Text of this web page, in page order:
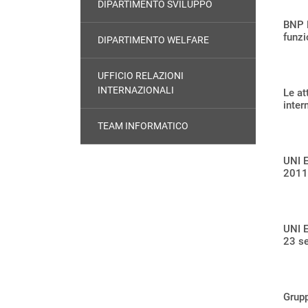
DIPARTIMENTO SVILUPPO
DIPARTIMENTO WELFARE
UFFICIO RELAZIONI
INTERNAZIONALI
TEAM INFORMATICO
BNP
Le
UNI
2011
UNI
23